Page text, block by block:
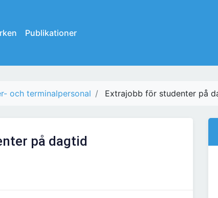
Publikationer
och terminalpersonal Extrajobb för studenter på
på dagtid